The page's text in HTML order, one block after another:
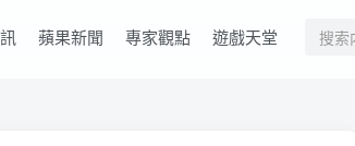
蘋果新聞 專家觀點 遊戲天堂